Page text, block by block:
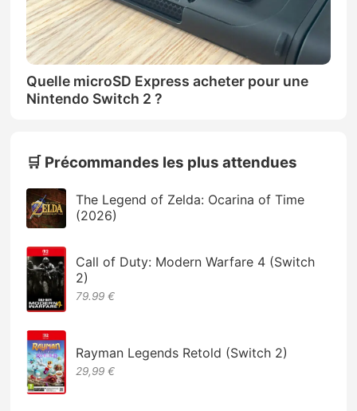
Quelle microSD Express acheter pour une
Nintendo Switch 2 ?
🛒 Précommandes les plus attendues
The Legend of Zelda: Ocarina of Time
(2026)
Call of Duty: Modern Warfare 4 (Switch
2)
79.99 €
Rayman Legends Retold (Switch 2)
29,99 €